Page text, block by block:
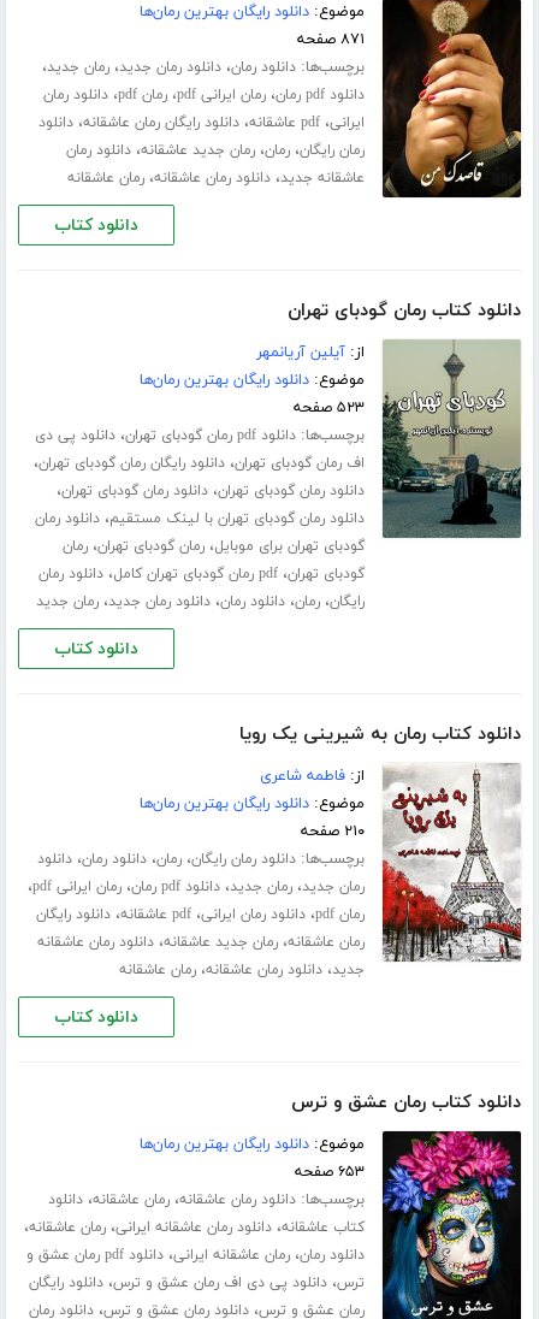
موضوع:دانلود رایگان بهترین رمان‌ها
۸۷۱ صفحه
برچسب‌ها:دانلود رمان،دانلود رمان جدید،رمان جدید،
دانلود pdf رمان ،رمان ایرانی pdf ،رمان pdf ،دانلود رمان
ایرانی،pdf عاشقانه ،دانلود رایگان رمان عاشقانه،دانلود
رمان رایگان،رمان،رمان جدید عاشقانه،دانلود رمان
عاشقانه جدید،دانلود رمان عاشقانه،رمان عاشقانه
دانلود کتاب
دانلود کتاب رمان گودبای تهران
از:آیلین آریانمهر
موضوع:دانلود رایگان بهترین رمان‌ها
۵۲۳ صفحه
برچسب‌ها:دانلود pdf رمان گودبای تهران ،دانلود پی دی
اف رمان گودبای تهران،دانلود رایگان رمان گودبای تهران،
دانلود رمان گودبای تهران،دانلود رمان گودبای تهران،
دانلود رمان گودبای تهران با لینک مستقیم،دانلود رمان
گودبای تهران برای موبایل،رمان گودبای تهران،رمان
گودبای تهران،pdf رمان گودبای تهران کامل ،دانلود رمان
رایگان،رمان،دانلود رمان،دانلود رمان جدید،رمان جدید
دانلود کتاب
دانلود کتاب رمان به شیرینی یک رویا
از:فاطمه شاعری
موضوع:دانلود رایگان بهترین رمان‌ها
۲۱۰ صفحه
برچسب‌ها:دانلود رمان رایگان،رمان،دانلود رمان،دانلود
رمان جدید،رمان جدید،دانلود pdf رمان ،رمان ایرانی pdf ،
رمان pdf ،دانلود رمان ایرانی،pdf عاشقانه ،دانلود رایگان
رمان عاشقانه،رمان جدید عاشقانه،دانلود رمان عاشقانه
جدید،دانلود رمان عاشقانه،رمان عاشقانه
دانلود کتاب
دانلود کتاب رمان عشق و ترس
موضوع:دانلود رایگان بهترین رمان‌ها
۶۵۳ صفحه
برچسب‌ها:دانلود رمان عاشقانه،رمان عاشقانه،دانلود
کتاب عاشقانه،دانلود رمان عاشقانه ایرانی،رمان عاشقانه،
دانلود رمان،رمان عاشقانه ایرانی،
دانلود pdf رمان عشق و
ترس،دانلود پی دی اف رمان عشق و ترس،دانلود رایگان
رمان عشق و ترس،دانلود رمان عشق و ترس،دانلود رمان